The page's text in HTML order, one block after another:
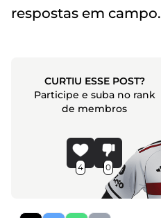
respostas em campo.
CURTIU ESSE POST?
Participe e suba no rank
de membros
4 0